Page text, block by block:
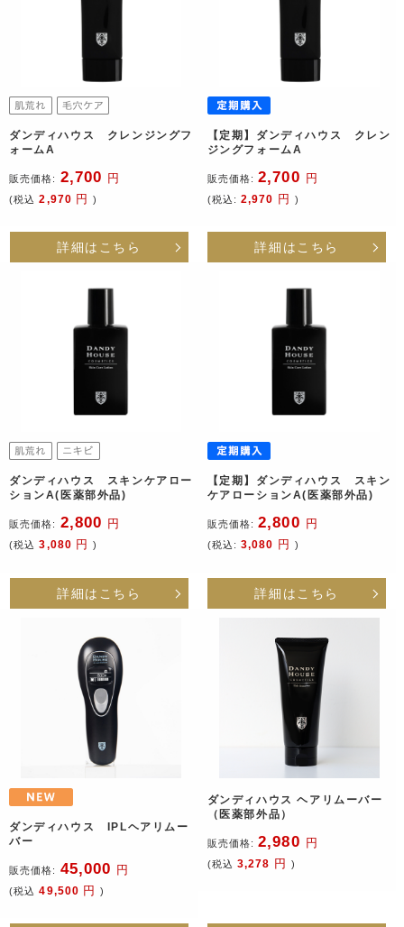
ダンディハウス クレンジングフ
ォームA
販売価格: 2,700 円
(税込 2,970 円)
詳細はこちら
【定期】ダンディハウス クレン
ジングフォームA
販売価格: 2,700 円
(税込: 2,970 円 )
詳細はこちら
ダンディハウス スキンケアロー
ションA(医薬部外品)
販売価格: 2,800 円
(税込 3,080 円)
詳細はこちら
【定期】ダンディハウス スキン
ケアローションA(医薬部外品)
販売価格: 2,800 円
(税込: 3,080 円 )
詳細はこちら
ダンディハウス IPLヘアリムー
バー
販売価格: 45,000 円
(税込 49,500 円)
ダンディハウス ヘアリムーバー
（医薬部外品）
販売価格: 2,980 円
(税込 3,278 円 )